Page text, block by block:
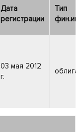
Дата
регистрации
Тип
03 мая 2012
г.